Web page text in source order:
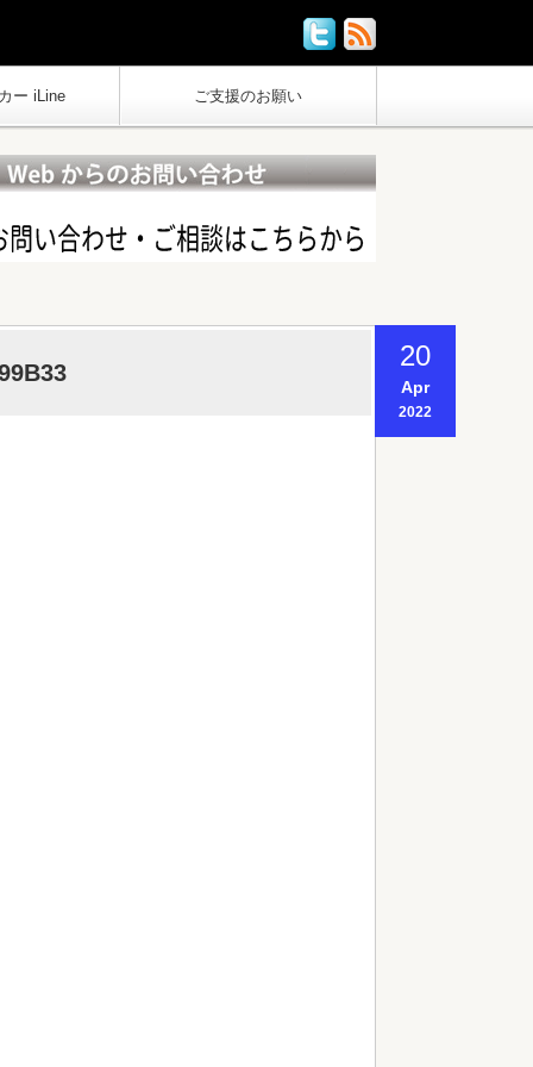
ー iLine ご支援のお願い
20
Apr
2022